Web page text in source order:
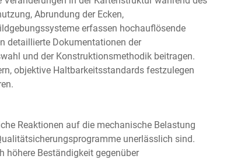
Abrundung der Ecken,
erfassen hochauflösende
detaillierte Dokumentationen der
und der Konstruktionsmethodik beitragen.
objektive Haltbarkeitsstandards festzulegen
Reaktionen auf die mechanische Belastung
unerlässlich sind.
höhere Beständigkeit gegenüber